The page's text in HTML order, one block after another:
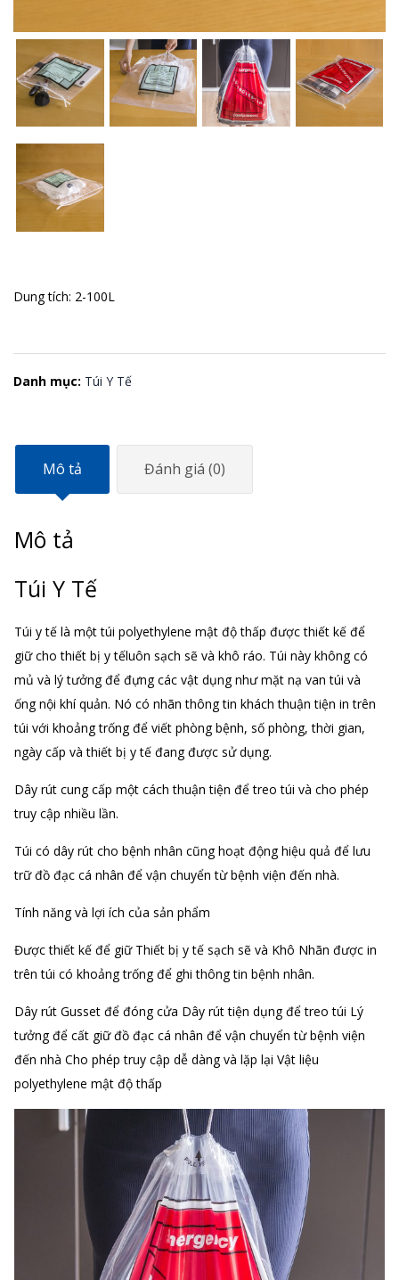
Dung tích: 2-100L
Danh mục: Túi Y Tế
Mô tả Đánh giá (0)
Mô tả
Túi Y Tế
Túi y tế là một túi polyethylene mật độ thấp được thiết kế để
giữ cho thiết bị y tếluôn sạch sẽ và khô ráo. Túi này không có
mủ và lý tưởng để đựng các vật dụng như mặt nạ van túi và
ống nội khí quản. Nó có nhãn thông tin khách thuận tiện in trên
túi với khoảng trống để viết phòng bệnh, số phòng, thời gian,
ngày cấp và thiết bị y tế đang được sử dụng.
Dây rút cung cấp một cách thuận tiện để treo túi và cho phép
truy cập nhiều lần.
Túi có dây rút cho bệnh nhân cũng hoạt động hiệu quả để lưu
trữ đồ đạc cá nhân để vận chuyển từ bệnh viện đến nhà.
Tính năng và lợi ích của sản phẩm
Được thiết kế để giữ Thiết bị y tế sạch sẽ và Khô Nhãn được in
trên túi có khoảng trống để ghi thông tin bệnh nhân.
Dây rút Gusset để đóng cửa Dây rút tiện dụng để treo túi Lý
tưởng để cất giữ đồ đạc cá nhân để vận chuyển từ bệnh viện
đến nhà Cho phép truy cập dễ dàng và lặp lại Vật liệu
polyethylene mật độ thấp